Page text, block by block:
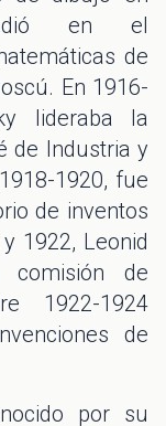
en el
de
En 1916-
lideraba la
de Industria y
1920, fue
de inventos
1922, Leonid
de
1922-1924
de
por su